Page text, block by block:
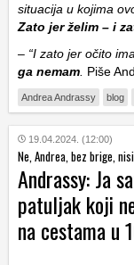
situacija u kojima
Zato jer želim – i
– “I zato jer očito
ga nemam Piše
Andrea Andrassy blog
19.04.2024. (12:00)
Ne, Andrea, bez brige,
Andrassy: Ja
patuljak koji
na cestama u